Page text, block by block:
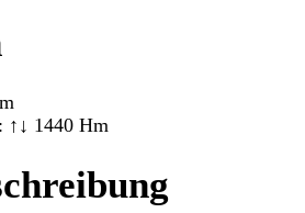
↑↓ 1440 Hm